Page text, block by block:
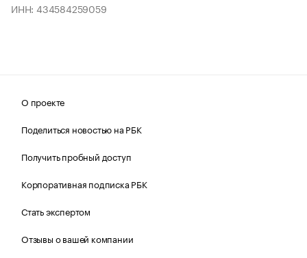
ИНН: 434584259059
О проекте
Поделиться новостью на РБК
Получить пробный доступ
Корпоративная подписка РБК
Стать экспертом
Отзывы о вашей компании